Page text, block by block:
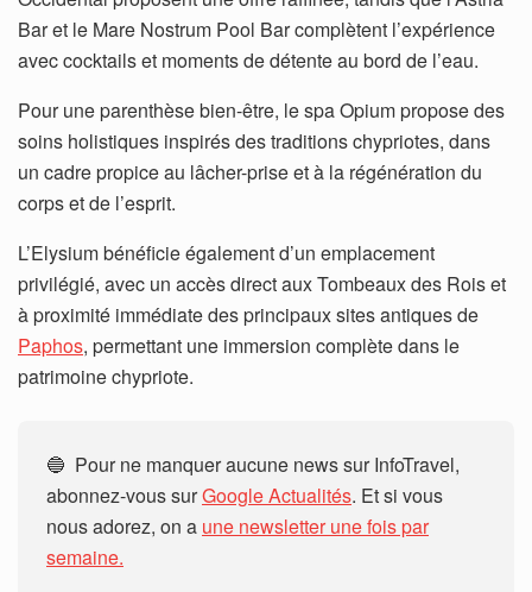
Bar et le Mare Nostrum Pool Bar complètent l’expérience
avec cocktails et moments de détente au bord de l’eau.
Pour une parenthèse bien-être, le spa Opium propose des
soins holistiques inspirés des traditions chypriotes, dans
un cadre propice au lâcher-prise et à la régénération du
corps et de l’esprit.
L’Elysium bénéficie également d’un emplacement
privilégié, avec un accès direct aux Tombeaux des Rois et
à proximité immédiate des principaux sites antiques de
Paphos, permettant une immersion complète dans le
patrimoine chypriote.
🔵 Pour ne manquer aucune news sur InfoTravel,
abonnez-vous surGoogle Actualités. Et si vous
nous adorez, on a une newsletter une fois par
semaine.